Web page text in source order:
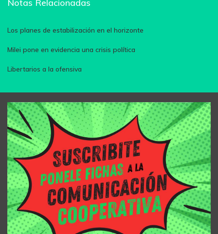
Notas Relacionadas
Los planes de estabilización en el horizonte
Milei pone en evidencia una crisis política
Libertarios a la ofensiva